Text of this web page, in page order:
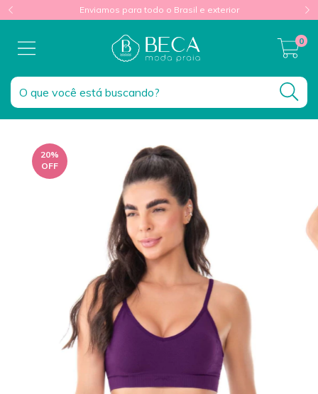
Enviamos para todo o Brasil e exterior
0
20%
OFF